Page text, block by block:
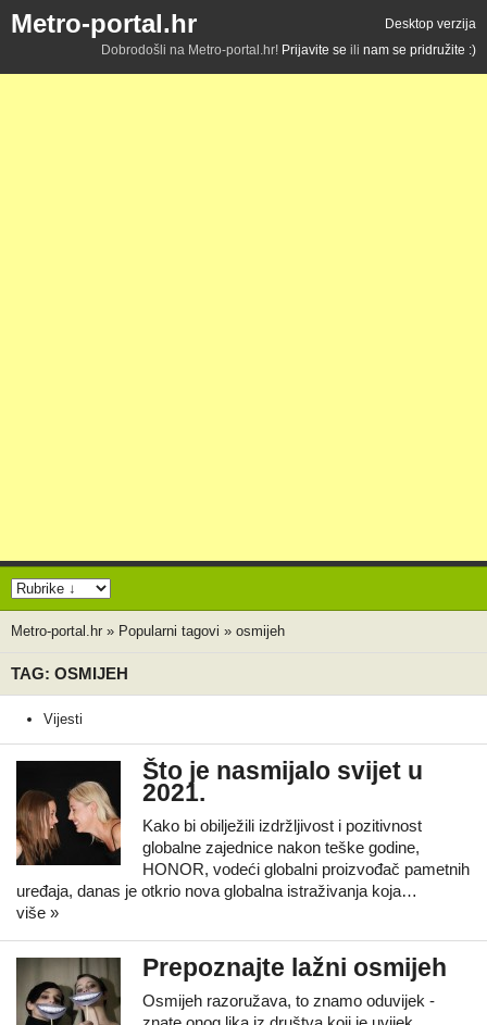
Metro-portal.hr
Desktop verzija
Dobrodošli na Metro-portal.hr! Prijavite se ili nam se pridružite :)
Metro-portal.hr » Popularni tagovi » osmijeh
TAG: OSMIJEH
Vijesti
Što je nasmijalo svijet u
2021.
Kako bi obilježili izdržljivost i pozitivnost
globalne zajednice nakon teške godine,
HONOR, vodeći globalni proizvođač pametnih
uređaja, danas je otkrio nova globalna istraživanja koja…
više »
Prepoznajte lažni osmijeh
Osmijeh razoružava, to znamo oduvijek -